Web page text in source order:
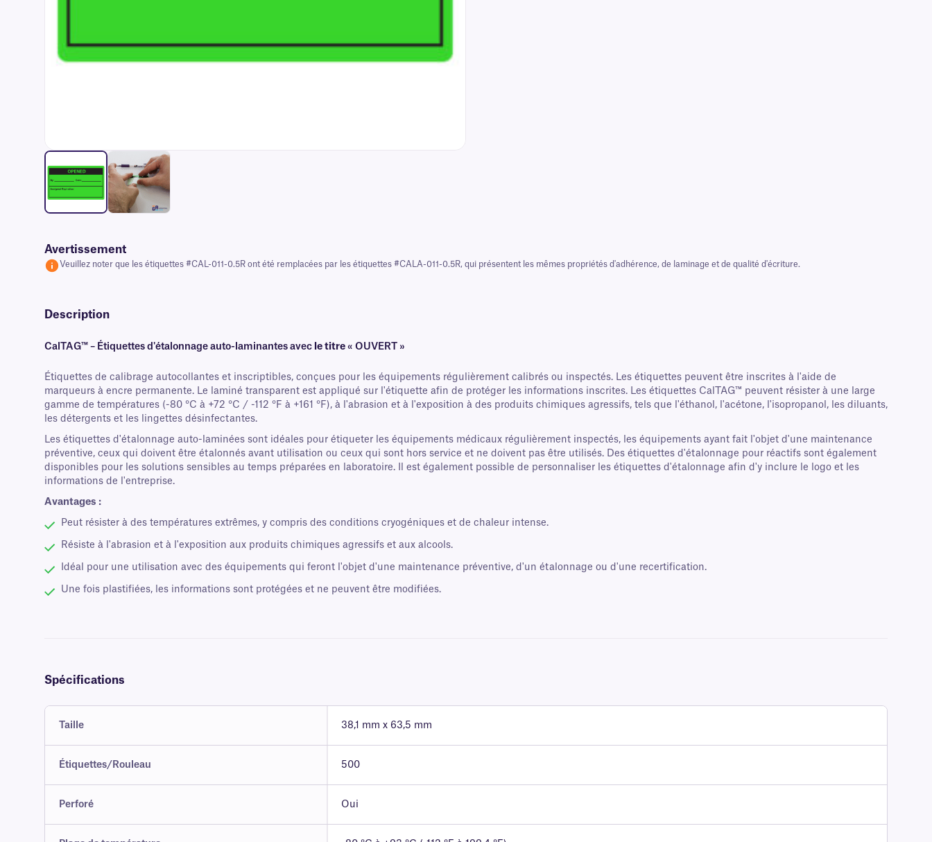
Avertissement
Veuillez noter que les étiquettes #CAL-011-0.5R ont été remplacées par les étiquettes #CALA-011-0.5R, qui présentent les mêmes propriétés d'adhérence, de laminage et de qualité d'écriture.
Description
CalTAG™ – Étiquettes d'étalonnage auto-laminantes avec le titre « OUVERT »
Étiquettes de calibrage autocollantes et inscriptibles, conçues pour les équipements régulièrement calibrés ou inspectés. Les étiquettes peuvent être inscrites à l'aide de
marqueurs à encre permanente. Le laminé transparent est appliqué sur l'étiquette afin de protéger les informations inscrites. Les étiquettes CalTAG™ peuvent résister à une large
gamme de températures (-80 °C à +72 °C / -112 °F à +161 °F), à l'abrasion et à l'exposition à des produits chimiques agressifs, tels que l'éthanol, l'acétone, l'isopropanol, les diluants,
les détergents et les lingettes désinfectantes.
Les étiquettes d'étalonnage auto-laminées sont idéales pour étiqueter les équipements médicaux régulièrement inspectés, les équipements ayant fait l'objet d'une maintenance
préventive, ceux qui doivent être étalonnés avant utilisation ou ceux qui sont hors service et ne doivent pas être utilisés. Des étiquettes d'étalonnage pour réactifs sont également
disponibles pour les solutions sensibles au temps préparées en laboratoire. Il est également possible de personnaliser les étiquettes d'étalonnage afin d'y inclure le logo et les
informations de l'entreprise.
Avantages :
Peut résister à des températures extrêmes, y compris des conditions cryogéniques et de chaleur intense.
Résiste à l'abrasion et à l'exposition aux produits chimiques agressifs et aux alcools.
Idéal pour une utilisation avec des équipements qui feront l'objet d'une maintenance préventive, d'un étalonnage ou d'une recertification.
Une fois plastifiées, les informations sont protégées et ne peuvent être modifiées.
Spécifications
Taille 38,1 mm x 63,5 mm
Étiquettes/Rouleau 500
Perforé Oui